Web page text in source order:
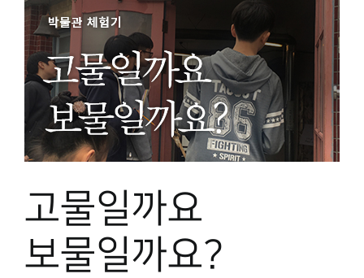
고물일까요
보물일까요?